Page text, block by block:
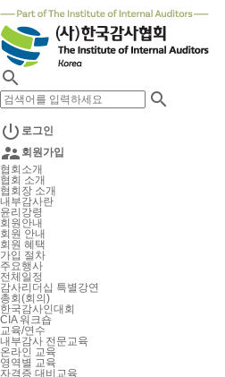


 로그인
 회원가입
협회소개
협회 소개
협회장 소개
내부감사란
윤리강령
회원안내
회원 안내
회원 혜택
가입 절차
주요행사
전체일정
감사리더십 특별강연
총회(회의)
한국감사인대회
CIA 워크숍
교육/연수
내부감사 전문교육
온라인 교육
영역별 교육
자격증 대비교육